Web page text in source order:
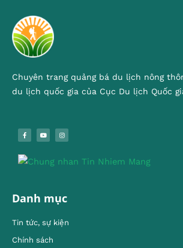
Chuyên trang quảng bá du lịch nông
du lịch quốc gia của Cục Du lịch Quốc
Danh mục
Tin tức, sự kiện
Chính sách